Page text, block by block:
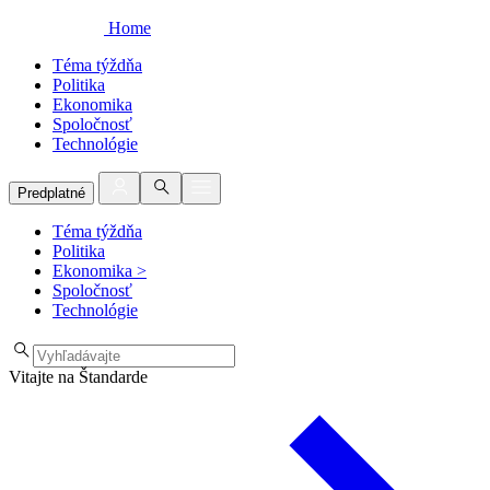
Home
Téma týždňa
Politika
Ekonomika
Spoločnosť
Technológie
Predplatné
Téma týždňa
Politika
Ekonomika >
Spoločnosť
Technológie
Vitajte na Štandarde